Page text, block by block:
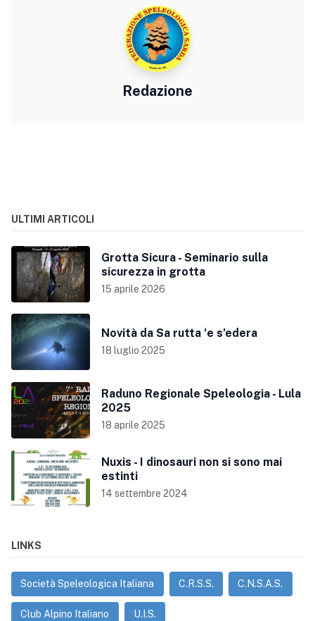
Redazione
ULTIMI ARTICOLI
Grotta Sicura - Seminario sulla
sicurezza in grotta
15 aprile 2026
Novità da Sa rutta ‘e s’edera
18 luglio 2025
Raduno Regionale Speleologia - Lula
2025
18 aprile 2025
Nuxis - I dinosauri non si sono mai
estinti
14 settembre 2024
LINKS
Società Speleologica Italiana C.R.S.S. C.N.S.A.S.
Club Alpino Italiano U.I.S.